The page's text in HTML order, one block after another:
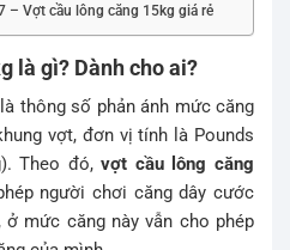
– Vợt cầu lông căng 15kg giá rẻ
là gì? Dành cho ai?
thông số phản ánh mức căng
vợt, đơn vị tính là Pounds
Theo đó,vợt cầu lông căng
người chơi căng dây cước
mức căng này vẫn cho phép